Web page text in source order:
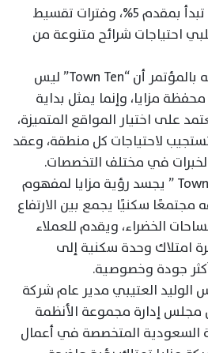
تقديم أنظمة سداد مرنة تبدأ بمقدم 5%، وفترات تقسيط
بما يلبي احتياجات شرائح متنوعة من
وأكد مصطفى خلال كلمته بالمؤتمر أن “Town Ten” ليس
مزايا، وإنما يمثل بداية
على اختيار المواقع المتميزة،
لاحتياجات كل منطقة، وعقد
في مختلف التخصصات.
وأضاف أن مشروع ” Town Ten ” يجسد رؤية مزايا لمفهوم
مجتمعًا سكنيًا يجمع بين الارتفاع
الخضراء، ويقدم للعملاء
امتلاك وحدة سكنية إلى
جودة وخصوصية.
الوليد العتيبي مدير عام شركة
مجلس إدارة مجموعة الأنظمة
السعودية المتخصصة في أعمال